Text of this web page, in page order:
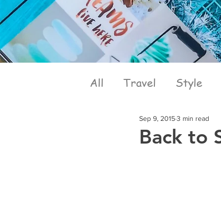
All Travel Style
Back to
Sep 9, 20153 min read